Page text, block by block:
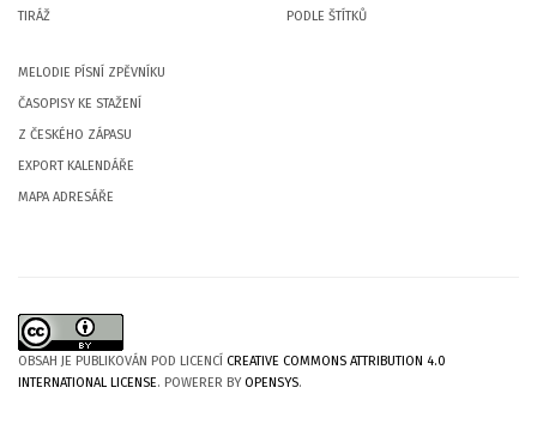
TIRÁŽ
PODLE ŠTÍTKŮ
MELODIE PÍSNÍ ZPĚVNÍKU
ČASOPISY KE STAŽENÍ
Z ČESKÉHO ZÁPASU
EXPORT KALENDÁŘE
MAPA ADRESÁŘE
OBSAH JE PUBLIKOVÁN POD LICENCÍ CREATIVE COMMONS ATTRIBUTION 4.0
INTERNATIONAL LICENSE. POWERER BYOPENSYS.